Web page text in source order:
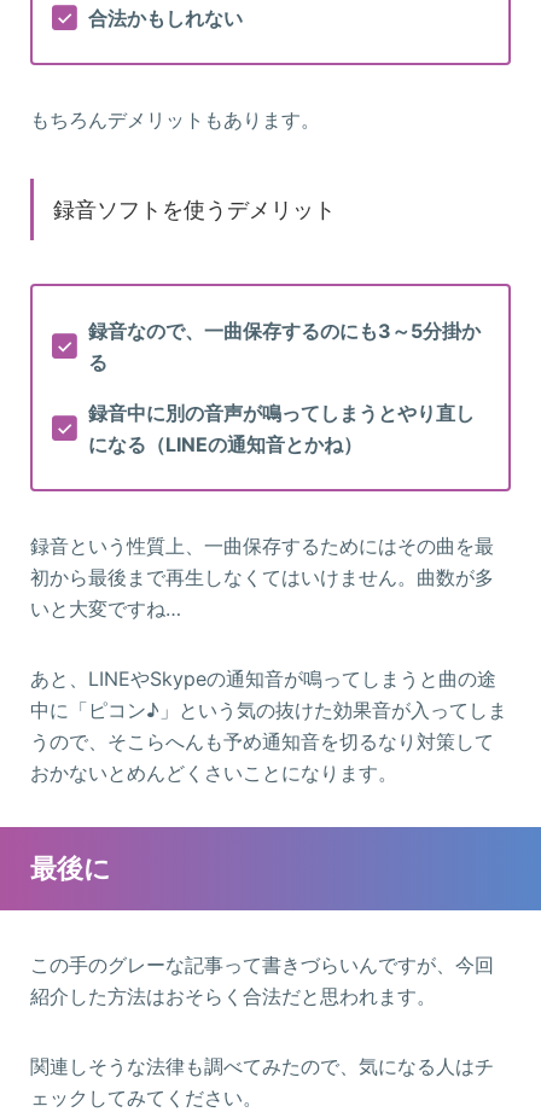
合法かもしれない
もちろんデメリットもあります。
録音ソフトを使うデメリット
録音なので、一曲保存するのにも3～5分掛か
る
録音中に別の音声が鳴ってしまうとやり直し
になる（LINEの通知音とかね）
録音という性質上、一曲保存するためにはその曲を最
初から最後まで再生しなくてはいけません。曲数が多
いと大変ですね…
あと、LINEやSkypeの通知音が鳴ってしまうと曲の途
中に「ピコン♪」という気の抜けた効果音が入ってしま
うので、そこらへんも予め通知音を切るなり対策して
おかないとめんどくさいことになります。
最後に
この手のグレーな記事って書きづらいんですが、今回
紹介した方法はおそらく合法だと思われます。
関連しそうな法律も調べてみたので、気になる人はチ
ェックしてみてください。